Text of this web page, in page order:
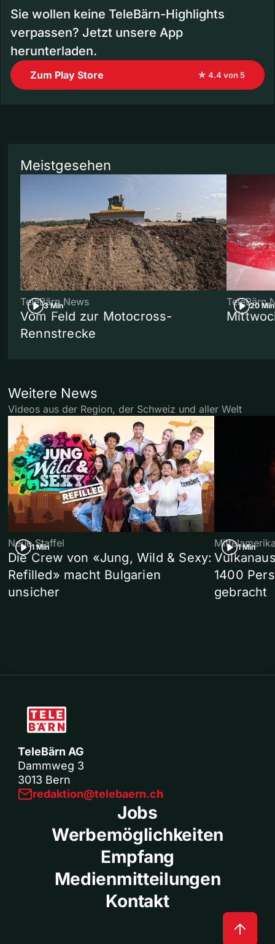
Sie wollen keine TeleBärn-Highlights
verpassen? Jetzt unsere App
herunterladen.
Zum Play Store ★ 4.4 von 5
Meistgesehen
3 Min
TeleBärn News
Vom Feld zur Motocross-
Rennstrecke
20 Min
TeleBärn
Weitere News
Videos aus der Region, der Schweiz und aller Welt
1 Min
Neue Staffel
Die Crew von «Jung, Wild & Sexy:
Refilled» macht Bulgarien
unsicher
1 Min
1400
gebracht
TeleBärn AG
Dammweg 3
3013 Bern
redaktion@telebaern.ch
Jobs
Werbemöglichkeiten
Empfang
Medienmitteilungen
Kontakt